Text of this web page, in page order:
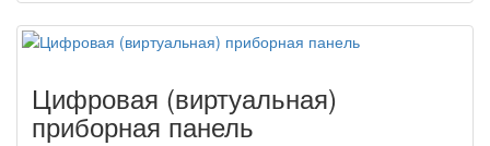
Цифровая (виртуальная)
приборная панель